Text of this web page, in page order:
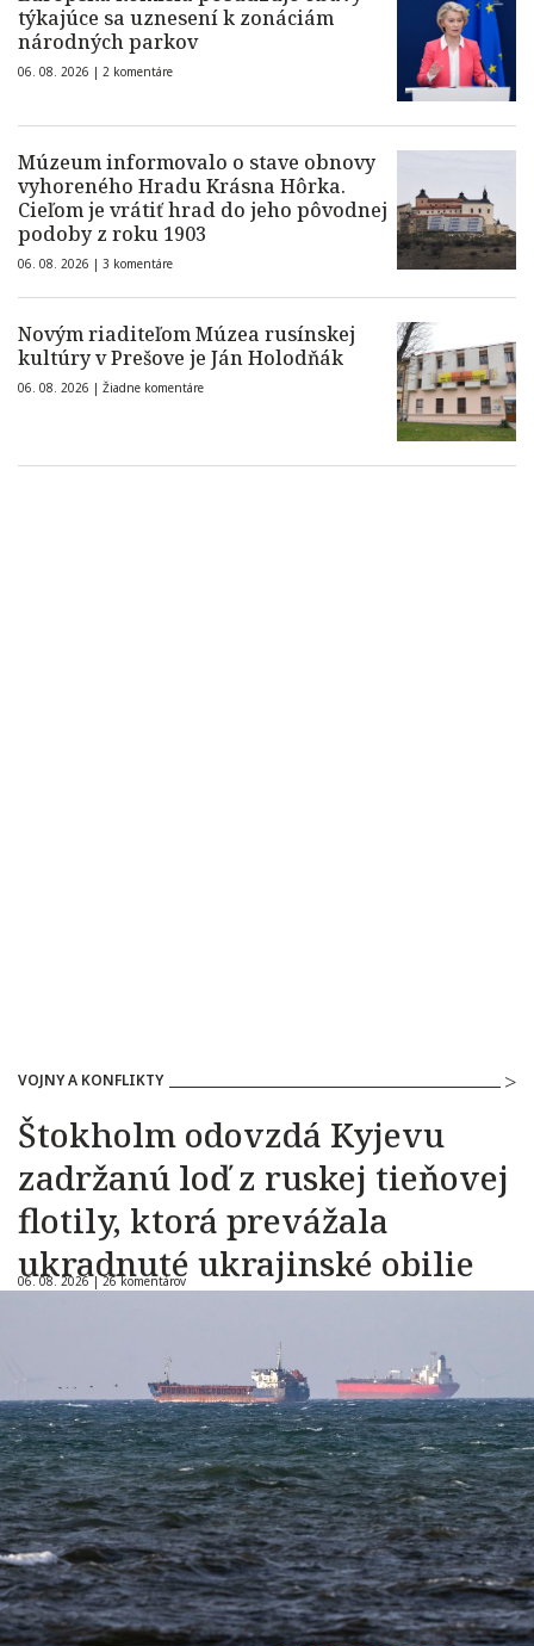
týkajúce sa uznesení k zonáciám
národných parkov
06. 08. 2026 | 2 komentáre
Múzeum informovalo o stave obnovy
vyhoreného Hradu Krásna Hôrka.
Cieľom je vrátiť hrad do jeho pôvodnej
podoby z roku 1903
06. 08. 2026 | 3 komentáre
Novým riaditeľom Múzea rusínskej
kultúry v Prešove je Ján Holodňák
06. 08. 2026 | Žiadne komentáre
VOJNY A KONFLIKTY
Štokholm odovzdá Kyjevu
zadržanú loď z ruskej tieňovej
flotily, ktorá prevážala
ukradnuté ukrajinské obilie
06. 08. 2026 |26 komentárov